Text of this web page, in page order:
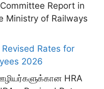
Report in
Ministry of Railways
Rates for
2026
HRA